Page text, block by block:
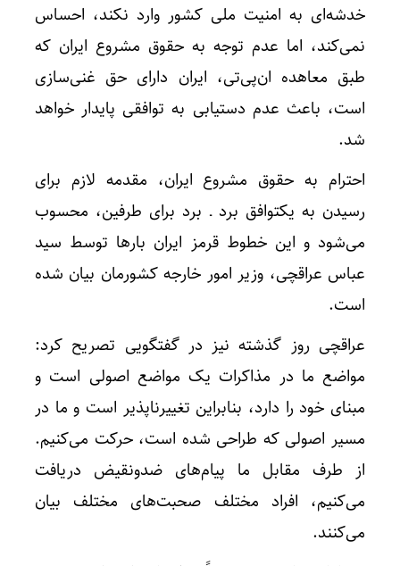
خدشه‌ای به امنیت ملی کشور وارد نکند، احساس
نمی‌کند، اما عدم توجه به حقوق مشروع ایران که
طبق معاهده ان‌پی‌تی، ایران دارای حق غنی‌سازی
است، باعث عدم دستیابی به توافقی پایدار خواهد
شد.
احترام به حقوق مشروع ایران، مقدمه لازم برای
رسیدن به یکتوافق برد ـ برد برای طرفین، محسوب
می‌شود و این خطوط قرمز ایران بارها توسط سید
عباس عراقچی، وزیر امور خارجه کشورمان بیان شده
است.
عراقچی روز گذشته نیز در گفتگویی تصریح کرد:
مواضع ما در مذاکرات یک مواضع اصولی است و
مبنای خود را دارد، بنابراین تغییرناپذیر است و ما در
مسیر اصولی که طراحی شده است، حرکت می‌کنیم.
از طرف مقابل ما پیام‌های ضدونقیض دریافت
می‌کنیم، افراد مختلف صحبت‌های مختلف بیان
می‌کنند.